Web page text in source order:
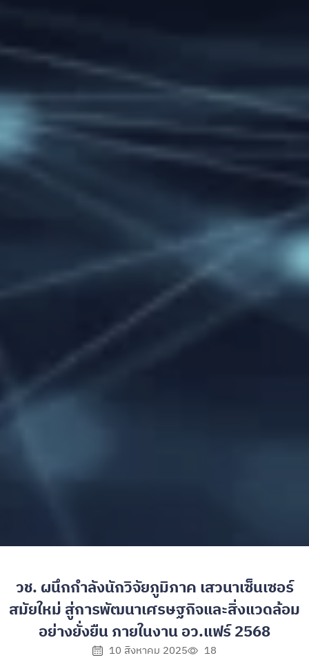
วช. ผนึกกำลังนักวิจัยภูมิภาค เสวนาเซ็นเซอร์
สมัยใหม่ สู่การพัฒนาเศรษฐกิจและสิ่งแวดล้อม
อย่างยั่งยืน ภายในงาน อว.แฟร์ 2568
10 สิงหาคม 2025 18